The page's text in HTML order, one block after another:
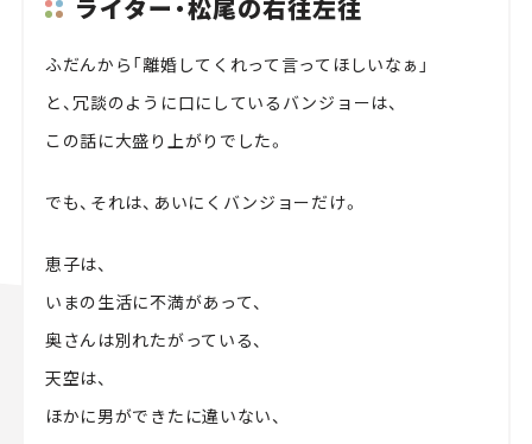
ライター・松尾の右往左往
ふだんから「離婚してくれって言ってほしいなぁ」
と、冗談のように口にしているバンジョーは、
この話に大盛り上がりでした。
でも、それは、あいにくバンジョーだけ。
恵子は、
いまの生活に不満があって、
奥さんは別れたがっている、
天空は、
ほかに男ができたに違いない、